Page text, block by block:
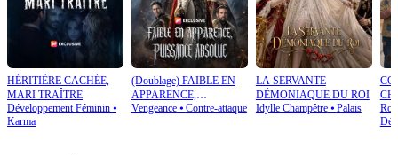
HÉRITIÈRE CACHÉE,
MARI TRAÎTRE
Développement Féminin ⦁
Karma
(Doublage) FAIBLE EN
APPARENCE,
PUISSANCE ABSOLUE
Vengeance⦁ Contre-attaque
LA SERVANTE
DÉMONIAQUE DU ROI
Idylle Champêtre⦁ Palais